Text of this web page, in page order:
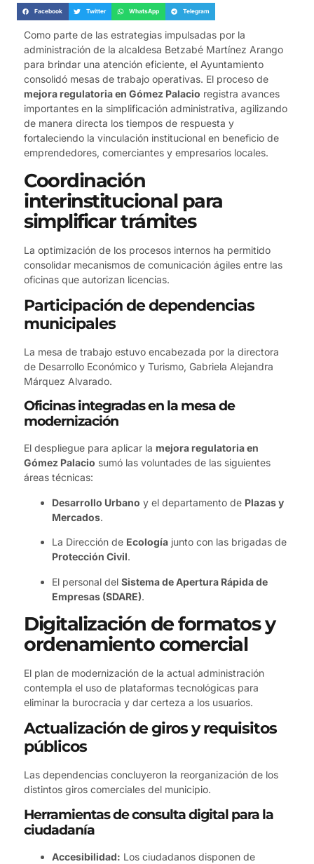
Facebook Twitter WhatsApp Telegram
Como parte de las estrategias impulsadas por la
administración de la alcaldesa Betzabé Martínez Arango
para brindar una atención eficiente, el Ayuntamiento
consolidó mesas de trabajo operativas. El proceso de
mejora regulatoria en Gómez Palacio registra avances
importantes en la simplificación administrativa, agilizando
de manera directa los tiempos de respuesta y
fortaleciendo la vinculación institucional en beneficio de
emprendedores, comerciantes y empresarios locales.
Coordinación
interinstitucional para
simplificar trámites
La optimización de los procesos internos ha permitido
consolidar mecanismos de comunicación ágiles entre las
oficinas que autorizan licencias.
Participación de dependencias
municipales
La mesa de trabajo estuvo encabezada por la directora
de Desarrollo Económico y Turismo, Gabriela Alejandra
Márquez Alvarado.
Oficinas integradas en la mesa de
modernización
El despliegue para aplicar la mejora regulatoria en
Gómez Palacio sumó las voluntades de las siguientes
áreas técnicas:
Desarrollo Urbano y el departamento de Plazas y
Mercados.
La Dirección de Ecología junto con las brigadas de
Protección Civil.
El personal del Sistema de Apertura Rápida de
Empresas (SDARE).
Digitalización de formatos y
ordenamiento comercial
El plan de modernización de la actual administración
contempla el uso de plataformas tecnológicas para
eliminar la burocracia y dar certeza a los usuarios.
Actualización de giros y requisitos
públicos
Las dependencias concluyeron la reorganización de los
distintos giros comerciales del municipio.
Herramientas de consulta digital para la
ciudadanía
Accesibilidad: Los ciudadanos disponen de